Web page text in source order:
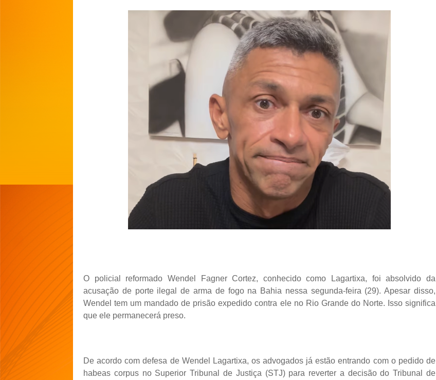
O policial reformado Wendel Fagner Cortez, conhecido como Lagartixa, foi absolvido da
acusação de porte ilegal de arma de fogo na Bahia nessa segunda-feira (29). Apesar disso,
Wendel tem um mandado de prisão expedido contra ele no Rio Grande do Norte. Isso significa
que ele permanecerá preso.
De acordo com defesa de Wendel Lagartixa, os advogados já estão entrando com o pedido de
habeas corpus no Superior Tribunal de Justiça (STJ) para reverter a decisão do Tribunal de